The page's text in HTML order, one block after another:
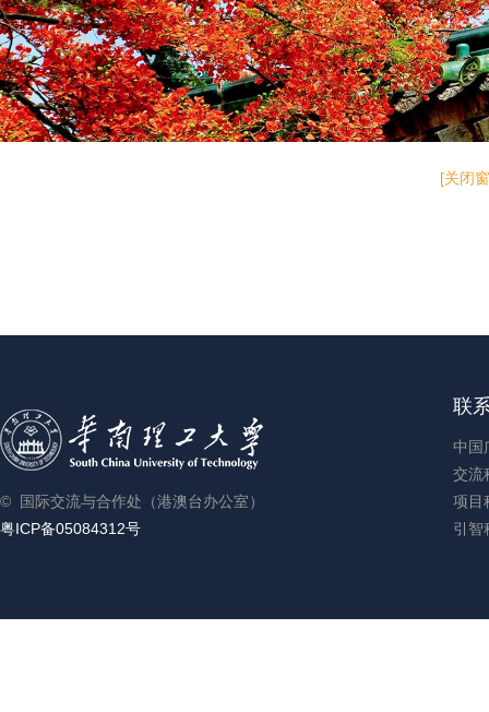
[关闭
© 国际交流与合作处（港澳台办公室）
粤ICP备05084312号
联
中国
交
项
引